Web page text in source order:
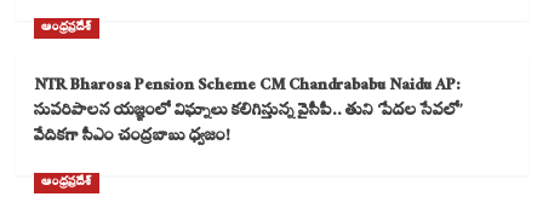
ఆంధ్రప్రదేశ్
NTR Bharosa Pension Scheme CM Chandrababu Naidu AP:
సుపరిపాలన యజ్ఞంలో విఘ్నాలు కలిగిస్తున్న వైసీపీ.. తుని ‘పేదల సేవలో’
వేదికగా సీఎం చంద్రబాబు ధ్వజం!
ఆంధ్రప్రదేశ్